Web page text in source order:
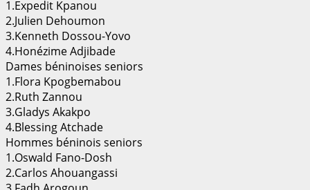
1.Expedit Kpanou
2.Julien Dehoumon
3.Kenneth Dossou-Yovo
4.Honézime Adjibade
Dames béninoises seniors
1.Flora Kpogbemabou
2.Ruth Zannou
3.Gladys Akakpo
4.Blessing Atchade
Hommes béninois seniors
1.Oswald Fano-Dosh
2.Carlos Ahouangassi